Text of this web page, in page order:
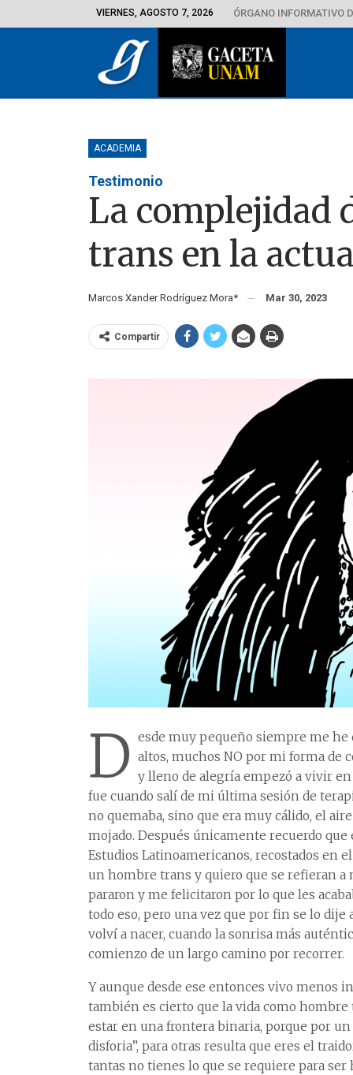
VIERNES, AGOSTO 7, 2026 ÓRGANO INFORMATIVO
ACADEMIA
Testimonio
La complejidad
trans en la
Marcos Xander Rodríguez Mora* Mar 30, 2023
Compartir
D esde muy pequeño siempre me
altos, muchos NO por mi forma de
y lleno de alegría empezó a vivir
fue cuando salí de mi última sesión de
no quemaba, sino que era muy cálido, el
mojado. Después únicamente recuerdo
Estudios Latinoamericanos, recostados en
un hombre trans y quiero que se refieran a
pararon y me felicitaron por lo que les
todo eso, pero una vez que por fin se lo
volví a nacer, cuando la sonrisa más
comienzo de un largo camino por recorrer.
Y aunque desde ese entonces vivo menos
también es cierto que la vida como
estar en una frontera binaria, porque por
disforia”, para otras resulta que eres el
tantas no tienes lo que se requiere para